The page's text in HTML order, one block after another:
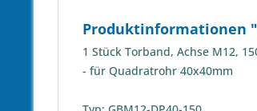
Produktinformationen
1 Stück Torband, Achse M12,
- für Quadratrohr 40x40mm